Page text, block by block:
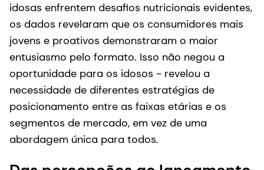
idosas enfrentem desafios nutricionais evidentes,
os dados revelaram que os consumidores mais
jovens e proativos demonstraram o maior
entusiasmo pelo formato. Isso não negou a
oportunidade para os idosos - revelou a
necessidade de diferentes estratégias de
posicionamento entre as faixas etárias e os
segmentos de mercado, em vez de uma
abordagem única para todos.